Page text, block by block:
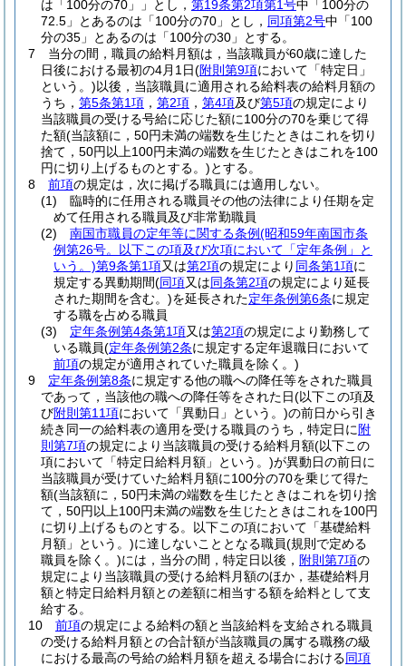
は「100分の70」」とし， 第19条第2項第1号中「100分の
72.5」とあるのは「100分の70」とし， 同項第2号中「100
分の35」とあるのは「100分の30」とする。
7
当分の間，職員の給料月額は，当該職員が60歳に達した
日後における最初の4月1日(附則第9項において「特定日」
という。)以後，当該職員に適用される給料表の給料月額の
うち， 第5条第1項 ， 第2項 ， 第4項及び第5項の規定により
当該職員の受ける号給に応じた額に100分の70を乗じて得
た額(当該額に，50円未満の端数を生じたときはこれを切り
捨て，50円以上100円未満の端数を生じたときはこれを100
円に切り上げるものとする。)とする。
8
前項の規定は，次に掲げる職員には適用しない。
(1)
臨時的に任用される職員その他の法律により任期を定
めて任用される職員及び非常勤職員
(2)
南国市職員の定年等に関する条例(昭和59年南国市条
例第26号。以下この項及び次項において「定年条例」と
いう。)第9条第1項又は第2項の規定により 同条第1項に
規定する異動期間(同項又は同条第2項の規定により延長
された期間を含む。)を延長された定年条例第6条に規定
する職を占める職員
(3)
定年条例第4条第1項又は第2項の規定により勤務して
いる職員(定年条例第2条に規定する定年退職日において
前項の規定が適用されていた職員を除く。)
9
定年条例第8条に規定する他の職への降任等をされた職員
であって，当該他の職への降任等をされた日(以下この項及
び附則第11項において「異動日」という。)の前日から引き
続き同一の給料表の適用を受ける職員のうち，特定日に 附
則第7項の規定により当該職員の受ける給料月額(以下この
項において「特定日給料月額」という。)が異動日の前日に
当該職員が受けていた給料月額に100分の70を乗じて得た
額(当該額に，50円未満の端数を生じたときはこれを切り捨
て，50円以上100円未満の端数を生じたときはこれを100円
に切り上げるものとする。以下この項において「基礎給料
月額」という。)に達しないこととなる職員(規則で定める
職員を除く。)には，当分の間，特定日以後， 附則第7項の
規定により当該職員の受ける給料月額のほか，基礎給料月
額と特定日給料月額との差額に相当する額を給料として支
給する。
10
前項の規定による給料の額と当該給料を支給される職員
の受ける給料月額との合計額が当該職員の属する職務の級
における最高の号給の給料月額を超える場合における同項